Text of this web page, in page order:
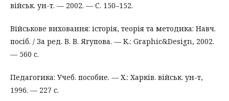
військ. ун-т. — 2002. — С. 150–152.
Військове виховання: історія, теорія та методика: Навч.
посіб. / За ред. В. В. Ягупова. — К.: Graphic&Design, 2002.
— 560 c.
Педагогика: Учеб. пособие. — Х.: Харків. військ. ун-т,
1996. — 227 с.